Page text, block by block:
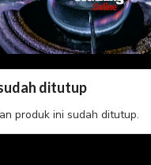
ditutup
produk ini sudah ditutup.